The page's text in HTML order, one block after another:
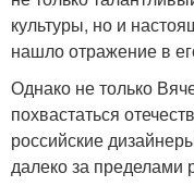
культуры, но и
нашло отражение в
Однако не только
похвастаться
российские
далеко за пределами